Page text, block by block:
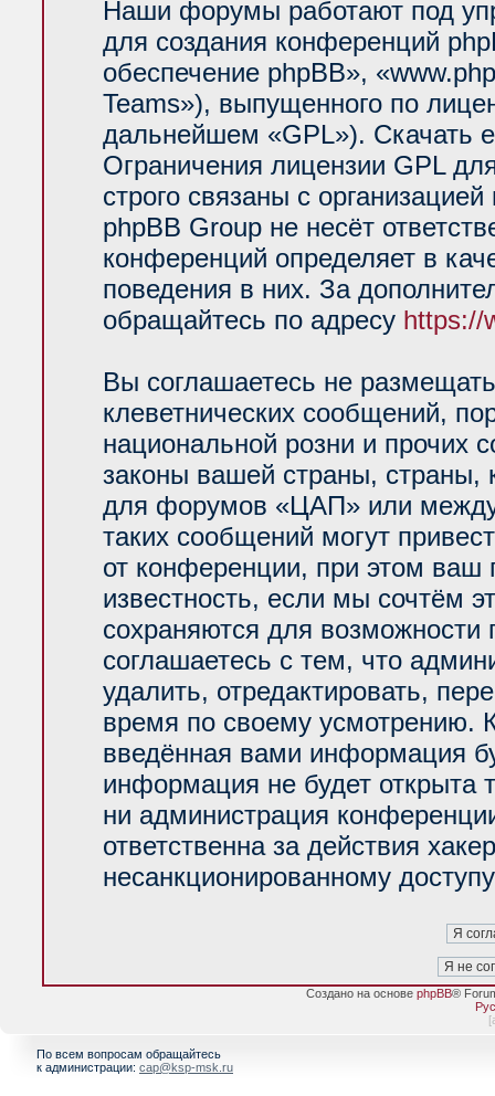
Наши форумы работают под
для создания конференций
обеспечение phpBB»,
Teams»), выпущенного по
дальнейшем «GPL»). Скачать
Ограничения лицензии GPL
строго связаны с
phpBB Group не несёт
конференций определяет в
поведения в них. За
обращайтесь по адресу https://
Вы соглашаетесь не
клеветнических сообщений,
национальной розни и прочих
законы вашей страны, страны,
для форумов «ЦАП» или
таких сообщений могут
от конференции, при этом ваш
известность, если мы сочтём
сохраняются для возможности
соглашаетесь с тем, что
удалить, отредактировать,
время по своему усмотрению.
введённая вами информация
информация не будет открыта
ни администрация
ответственна за действия
несанкционированному
Создано на основе phpBB®
[
По всем вопросам обращайтесь
к администрации: cap@ksp-msk.ru